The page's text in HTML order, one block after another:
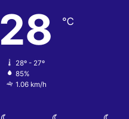
28 ℃
28º - 27º
85%
1.06 km/h